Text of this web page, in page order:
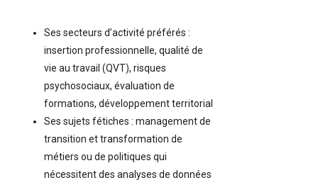
Ses secteurs d’activité préférés :
insertion professionnelle, qualité de
vie au travail (QVT), risques
psychosociaux, évaluation de
formations, développement territorial
Ses sujets fétiches : management de
transition et transformation de
métiers ou de politiques qui
nécessitent des analyses de données